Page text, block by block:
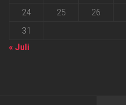
24
25 26
31
« Juli